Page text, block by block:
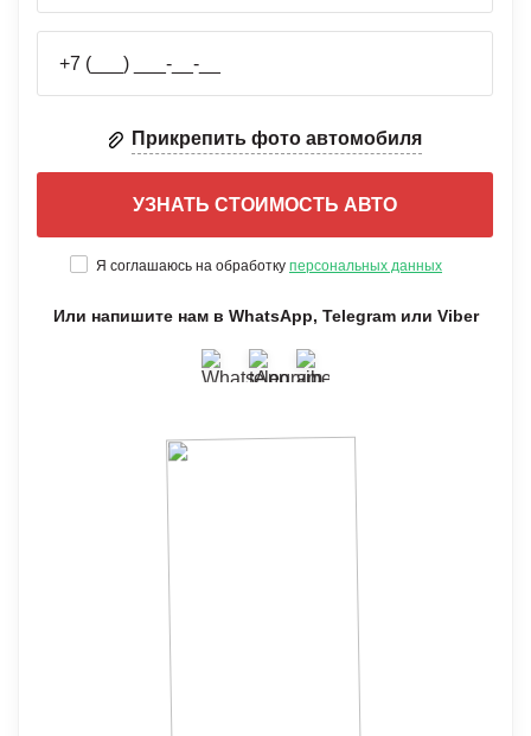
Прикрепить фото автомобиля
Я соглашаюсь на обработку персональных данных
Или напишите нам в WhatsApp, Telegram или Viber